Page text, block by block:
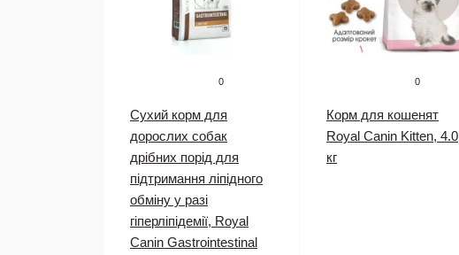
0
Сухий корм для
дорослих собак
дрібних порід для
підтримання ліпідного
обміну у разі
гіперліпідемії, Royal
Canin Gastrointestinal
0
Корм для кошенят
Royal Canin Kitten, 4.0
кг